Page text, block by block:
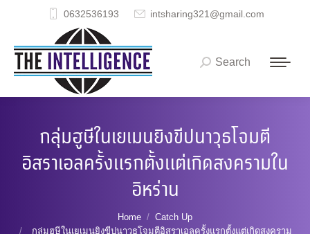
0632536193 intsharing321@gmail.com
Search:
Search
กลุ่มฮูษีในเยเมนยิงขีปนาวุธโจมตี
อิสราเอลครั้งแรกตั้งแต่เกิดสงครามใน
อิหร่าน
Home
Catch Up
กลุ่มฮูษีในเยเมนยิงขีปนาวุธโจมตีอิสราเอลครั้งแรกตั้งแต่เกิดสงคราม